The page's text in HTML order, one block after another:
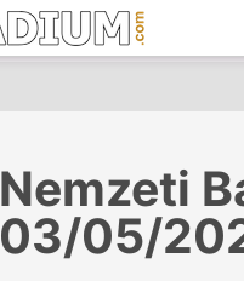
Nemzeti
03/05/